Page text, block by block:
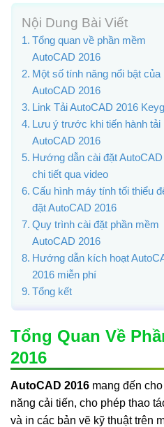
Nội Dung Bài Viết
Tổng quan về phần mềm
AutoCAD 2016
Một số tính năng nổi bật của
AutoCAD 2016
Link Tải AutoCAD 2016
Lưu ý trước khi tiến hành tải
AutoCAD 2016
Hướng dẫn cài đặt
chi tiết qua video
Cấu hình máy tính tối thiểu
đặt AutoCAD 2016
Quy trình cài đặt phần mềm
AutoCAD 2016
Hướng dẫn kích hoạt
2016 miễn phí
Tổng kết
Tổng Quan Về
2016
AutoCAD 2016 mang đến
năng cải tiến, cho phép thao
và in các bản vẽ kỹ thuật trên